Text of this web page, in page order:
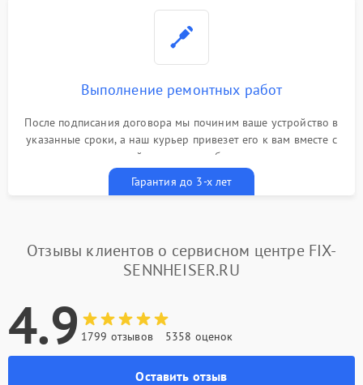
Выполнение ремонтных работ
После подписания договора мы починим ваше устройство в
указанные сроки, а наш курьер привезет его к вам вместе с
гарантийным талоном бесплатно
Гарантия до 3-х лет
Отзывы клиентов о сервисном центре FIX-
SENNHEISER.RU
4.9 1799 отзывов 5358 оценок
Оставить отзыв